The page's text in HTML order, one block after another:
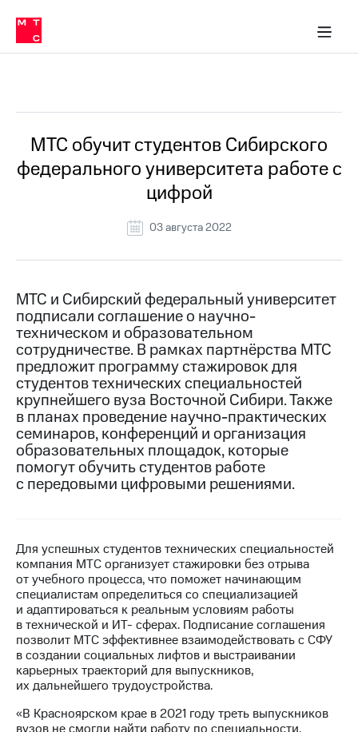
Медиа-центр
и акционерам
Устойчивое развитие
Комплаенс и деловая этика
компании
Карьера
История
компании
информация
Контакты
Медиа-центр
Пресс-
релизы
МТС
о технологиях
Достижения
Интервью
Финансовая
Новости
в
регионе
и акционерам
Корпоративное
управление
Корпоративный
Раскрытие
в МТС
Пресс-
релизы
о технологиях
МТС обучит студентов Сибирского
федерального университета работе с
цифрой
03 августа 2022
МТС и Сибирский федеральный университет
подписали соглашение о научно-
техническом и образовательном
сотрудничестве. В рамках партнёрства МТС
предложит программу стажировок для
студентов технических специальностей
крупнейшего вуза Восточной Сибири. Также
в планах проведение научно-практических
семинаров, конференций и организация
образовательных площадок, которые
помогут обучить студентов работе
с передовыми цифровыми решениями.
Для успешных студентов технических специальностей
компания МТС организует стажировки без отрыва
от учебного процесса, что поможет начинающим
специалистам определиться со специализацией
и адаптироваться к реальным условиям работы
в технической и ИТ- сферах. Подписание соглашения
позволит МТС эффективнее взаимодействовать с СФУ
в создании социальных лифтов и выстраивании
карьерных траекторий для выпускников,
их дальнейшего трудоустройства.
«В Красноярском крае в 2021 году треть выпускников